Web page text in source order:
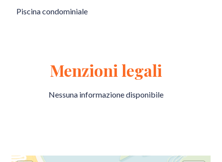
Piscina condominiale
Menzioni legali
Nessuna informazione disponibile